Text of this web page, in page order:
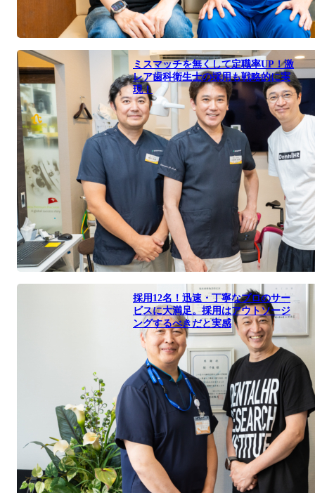
ミスマッチを無くして定職率UP！激
レア歯科衛生士の採用も戦略的に実
現！
採用12名！迅速・丁寧なプロのサー
ビスに大満足。採用はアウトソージ
ングするべきだと実感